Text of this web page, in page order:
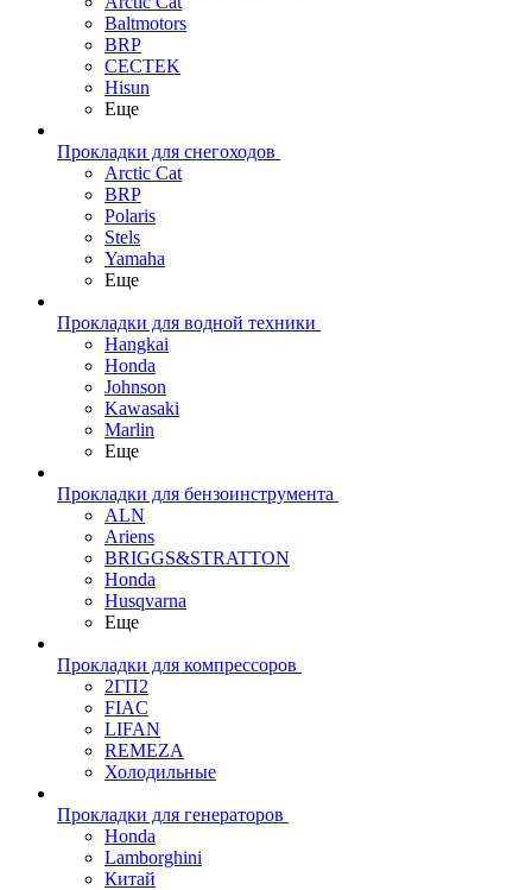
Baltmotors
BRP
CECTEK
Hisun
Еще
Прокладки для снегоходов
Arctic Cat
BRP
Polaris
Stels
Yamaha
Еще
Прокладки для водной техники
Hangkai
Honda
Johnson
Kawasaki
Marlin
Еще
Прокладки для бензоинструмента
ALN
Ariens
BRIGGS&STRATTON
Honda
Husqvarna
Еще
Прокладки для компрессоров
2ГП2
FIAC
LIFAN
REMEZA
Холодильные
Прокладки для генераторов
Honda
Lamborghini
Китай